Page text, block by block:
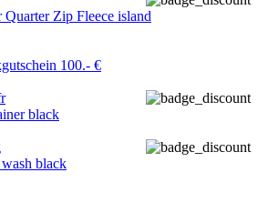
Quarter Zip Fleece island
100.- €
black
black